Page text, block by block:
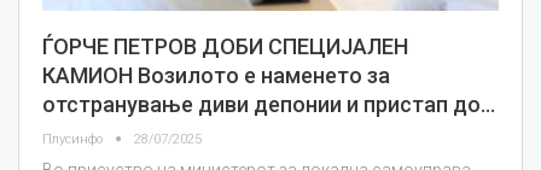
ЃОРЧЕ ПЕТРОВ ДОБИ СПЕЦИЈАЛЕН
КАМИОН Возилото е наменето за
отстранување диви депонии и пристап до…
Плусинфо 28/07/2025